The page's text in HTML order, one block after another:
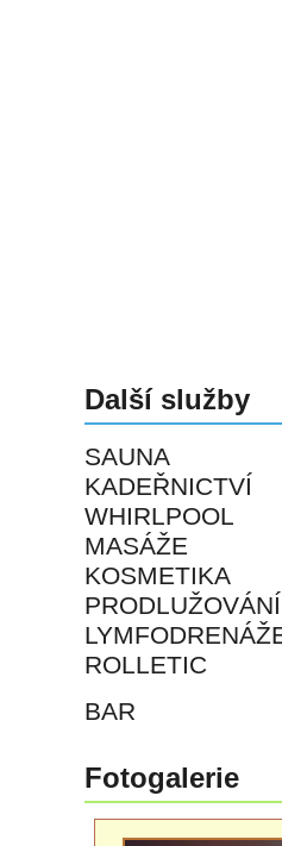
Další služby
SAUNA
KADEŘNICTVÍ
WHIRLPOOL
MASÁŽE
KOSMETIKA
ROLLETIC
BAR
Fotogalerie